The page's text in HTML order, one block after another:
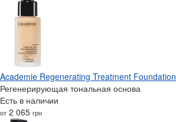
Academie Regenerating Treatment Foundation
Регенерирующая тональная основа
Есть в наличии
от 2 065 грн